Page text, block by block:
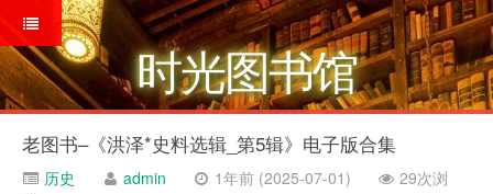
时光图书馆
老图书–《洪泽*史料选辑_第5辑》电子版合集
历史 admin 1年前 (2025-07-01)
29次浏